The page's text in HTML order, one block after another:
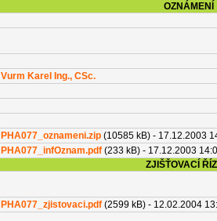
OZNÁMENÍ
Vurm Karel Ing., CSc.
PHA077_oznameni.zip (10585 kB) - 17.12.2003
PHA077_infOznam.pdf (233 kB) - 17.12.2003
ZJIŠŤOVACÍ
PHA077_zjistovaci.pdf (2599 kB) - 12.02.2004